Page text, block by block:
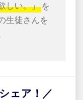
しい。」 を
生徒さんを
ェア！／